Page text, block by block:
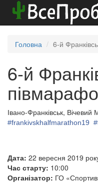
Головна 6-й
6-й
Івано-Франківськ, Вічевий
#frankivskhalfmarathon19 #
Дата: 22 вересня 2019
Час старту: 10:00
Організатор: ГО